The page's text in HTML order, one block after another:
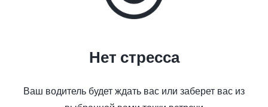
Нет стресса
Ваш водитель будет ждать вас или заберет вас из